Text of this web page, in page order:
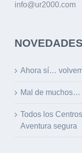
info@ur2000.com
NOVEDADES
Ahora sí…
Mal de muchos…
Todos los
Aventura segura